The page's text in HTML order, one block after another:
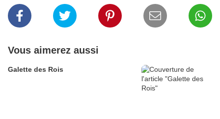
Vous aimerez aussi
Galette des Rois